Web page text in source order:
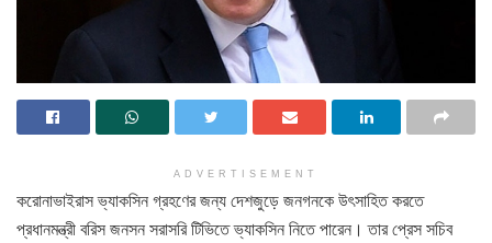
ADVERTISEMENT
করোনাভাইরাস ভ্যাকসিন গ্রহণের জন্য দেশজুড়ে জনগনকে উৎসাহিত করতে
প্রধানমন্ত্রী বরিস জনসন সরাসরি টিভিতে ভ্যাকসিন নিতে পারেন। তার প্রেস সচিব